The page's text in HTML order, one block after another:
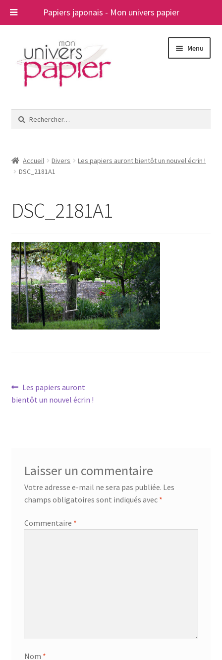
Papiers japonais - Mon univers papier
navigation
contenu
Menu
le
A propos
Rechercher :
Accueil Divers
Les papiers auront bientôt un nouvel écrin !
DSC_2181A1
DSC_2181A1
Navigation
de
Article
précédent :
Les papiers auront
bientôt un nouvel écrin !
Laisser un commentaire
Votre adresse e-mail ne sera pas publiée. Les
champs obligatoires sont indiqués avec *
Commentaire *
Nom *